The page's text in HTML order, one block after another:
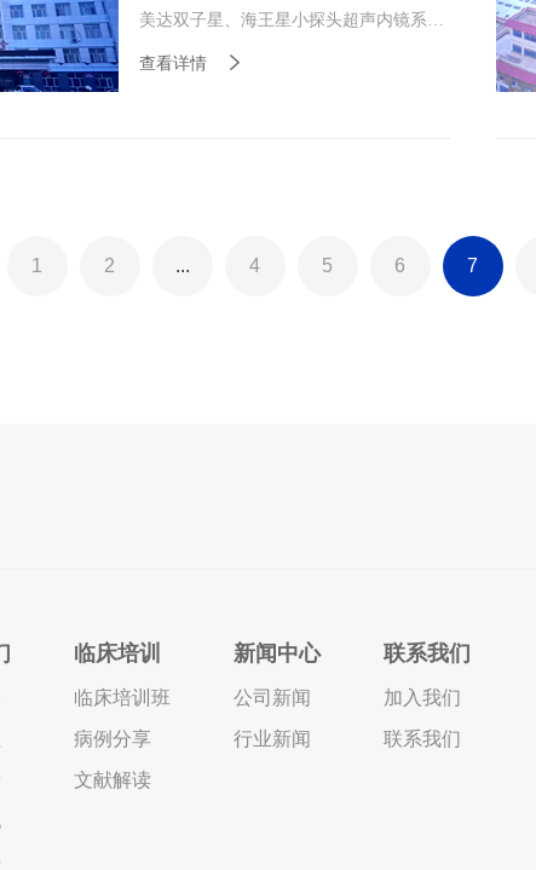
美达双子星、海王星小探头超声内镜系
查看详情
1 2 ... 4 5 6 7
临床培训
临床培训班
病例分享
文献解读
新闻中心
公司新闻
行业新闻
联系我们
加入我们
联系我们